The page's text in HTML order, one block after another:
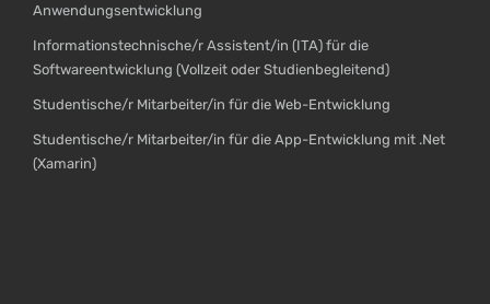
Anwendungsentwicklung
Informationstechnische/r Assistent/in (ITA) für die
Softwareentwicklung (Vollzeit oder Studienbegleitend)
Studentische/r Mitarbeiter/in für die Web-Entwicklung
Studentische/r Mitarbeiter/in für die App-Entwicklung mit .Net
(Xamarin)